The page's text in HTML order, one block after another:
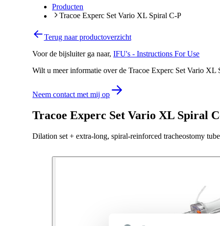
Producten
Tracoe Experc Set Vario XL Spiral C-P
Tracoe Experc Set Vario XL Spiral
Dilation set + extra-long, spiral-reinforced tracheostomy
Terug naar productoverzicht
Voor de bijsluiter ga naar,IFU's - Instructions For Use
Wilt u meer informatie over de Tracoe Experc Set Vario XL
Neem contact met mij op